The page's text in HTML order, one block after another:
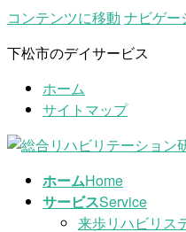
コンテンツに移動 ナビゲー
下松市のデイサービス
ホーム
サイトマップ
ホームHome
サービスService
来歩リハビリス